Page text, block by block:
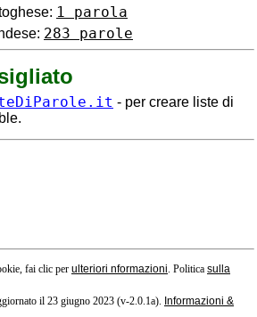
1 parola
283 parole
- per creare liste di
fai clic per ulteriori nformazioni. Politica sulla
il 23 giugno 2023 (v-2.0.1a). Informazioni &